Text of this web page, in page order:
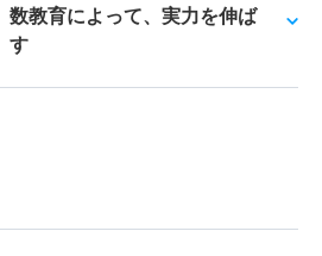
数教育によって、実力を伸ば
す